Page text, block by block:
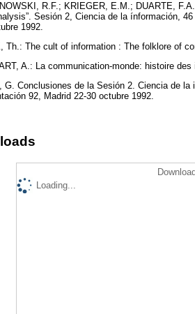
R.F.; KRIEGER, E.M.; DUARTE,
Sesión 2, Ciencia de la ínformación,
1992.
Th.: The cult of information : The folklore of
A.: La communication-monde: histoire
G. Conclusiones de la Sesión 2. Ciencia de
92, Madrid 22-30 octubre 1992.
Loading...